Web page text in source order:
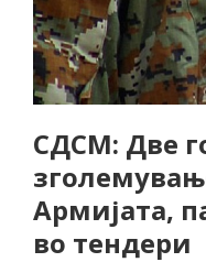
СДСМ: Две
Армијата,
во тендери